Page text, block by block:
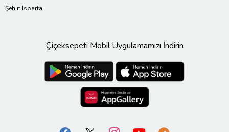
Şehir: Isparta
Çiçeksepeti Mobil Uygulamamızı İndirin